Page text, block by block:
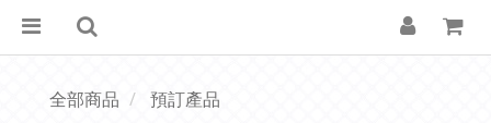
全部商品 預訂產品